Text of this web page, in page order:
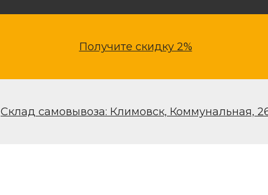
Получите скидку 2%
Склад самовывоза: Климовск, Коммунальная,